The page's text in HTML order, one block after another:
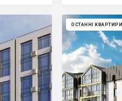
ОСТАННІ КВАРТИРИ